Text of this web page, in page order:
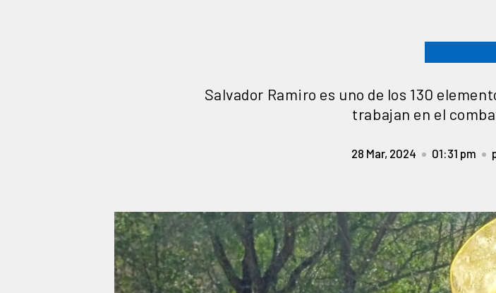
Salvador Ramiro es uno de los 130
trabajan en el
28 Mar, 2024 01:31 pm